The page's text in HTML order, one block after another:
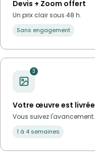
Devis + Zoom offert
Un prix clair sous 48 h.
Sans engagement
3
Votre œuvre est livrée
Vous suivez l'avancement.
1 à 4 semaines